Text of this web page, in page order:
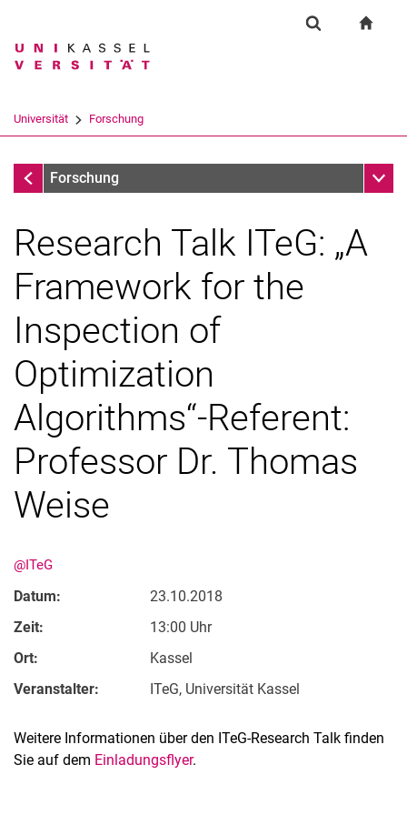
Springe direkt zu: Inhalt
Springe direkt zu: Suche
Springe direkt zu:
Suchbegriff
Suchen (öffnet externen Link in einem
Universität Forschung
Forschung
Forschung
Research Talk ITeG: „A
Framework for the
Inspection of
Optimization
Algorithms“-Referent:
Professor Dr. Thomas
Weise
@ITeG
Datum:
23.10.2018
Zeit:
13:00 Uhr
Ort:
Kassel
Veranstalter:
ITeG, Universität Kassel
Weitere Informationen über den ITeG-Research Talk finden
Sie auf dem Einladungsflyer.